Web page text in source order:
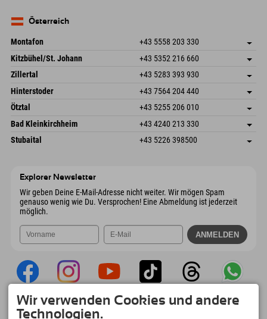
Deutschland
Österreich
Montafon +43 5558 203 330
Dorfstr. 127b
6793 Gaschurn/Montafon
Österreich
Adresse speichern
Anreiseinfos
Buchen
Kitzbühel/St. Johann +43 5352 216 660
Speckbacherstraße 87
Österreich
Adresse speichern
Buchen
Zillertal +43 5283 393 930
Schmiedau 2
6272 Kaltenbach im Zillertal
Österreich
Adresse speichern
Anreiseinfos
Buchen
Hinterstoder +43 7564 204 440
Freizeitpark 10
Österreich
Adresse speichern
Buchen
Ötztal +43 5255 206 010
Gscheat 14
6441 Umhausen
Österreich
Adresse speichern
Anreiseinfos
Buchen
Bad Kleinkirchheim +43 4240 213 330
Dorfstraße 24
Adresse speichern
Stubaital +43 5226 398500
Explorer Newsletter
Wir geben Deine E-Mail-Adresse nicht weiter. Wir mögen Spam
genauso wenig wie Du. Versprochen! Eine Abmeldung ist jederzeit
möglich.
Explorer App
Wir verwenden Cookies und andere
Technologien.